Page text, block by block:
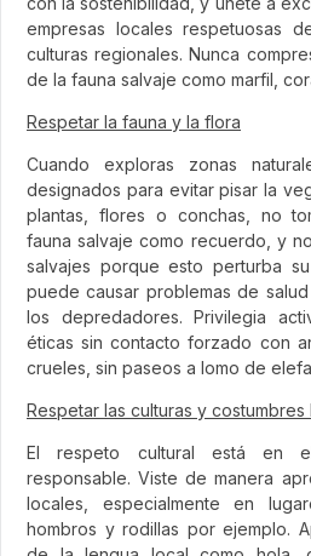
empresas locales respetuosas
culturas regionales. Nunca
de la fauna salvaje como marfil,
Respetar la fauna y la flora
Cuando exploras zonas
designados para evitar pisar la
plantas, flores o conchas, no
fauna salvaje como recuerdo, y
salvajes porque esto perturba su
puede causar problemas de
los depredadores. Privilegia
éticas sin contacto forzado con
crueles, sin paseos a lomo de
Respetar las culturas y costumbres
El respeto cultural está en
responsable. Viste de manera
locales, especialmente en
hombros y rodillas por ejemplo.